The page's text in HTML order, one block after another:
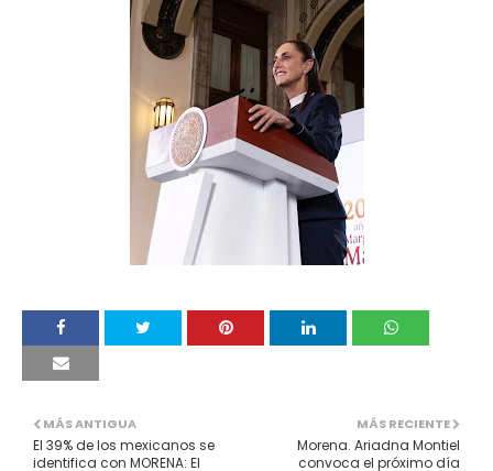
MÁS RECIENTE
Morena. Ariadna Montiel
convoca el próximo día
MÁS ANTIGUA
El 39% de los mexicanos se
identifica con MORENA: El